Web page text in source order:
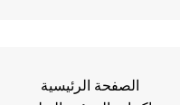
الصفحة الرئيسية